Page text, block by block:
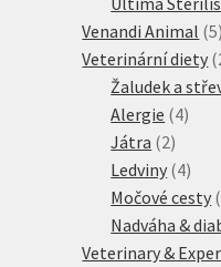
Venandi Animal 55
Veterinární diety
Žaludek a
Alergie 44
Játra 22
Ledviny 44
Močové cesty
Nadváha &
Veterinary &